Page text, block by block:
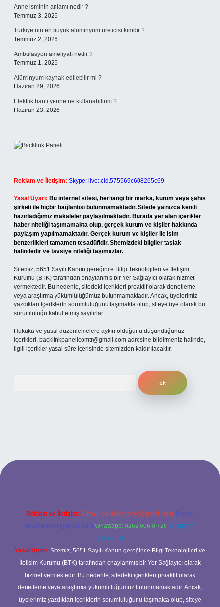
Anne isminin anlamı nedir ?
Temmuz 3, 2026
Türkiye’nin en büyük alüminyum üreticisi kimdir ?
Temmuz 2, 2026
Ambulasyon ameliyatı nedir ?
Temmuz 1, 2026
Alüminyum kaynak edilebilir mi ?
Haziran 29, 2026
Elektrik bantı yerine ne kullanabilirim ?
Haziran 23, 2026
Reklam ve İletişim: Skype: live:.cid.575569c608265c69
Yasal Uyarı: Bu internet sitesi, herhangi bir marka, kurum veya şahıs
şirketi ile hiçbir bağlantısı bulunmamaktadır. Sitede yalnızca kendi
hazırladığımız makaleler paylaşılmaktadır. Burada yer alan içerikler
haber niteliği taşımamakta olup, gerçek kurum ve kişiler hakkında
paylaşım yapılmamaktadır. Gerçek kurum ve kişiler ile isim
benzerlikleri tamamen tesadüfidir. Sitemizdeki bilgiler taslak
halindedir ve tavsiye niteliği taşımazlar.
Sitemiz, 5651 Sayılı Kanun gereğince Bilgi Teknolojileri ve İletişim
Kurumu (BTK) tarafından onaylanmış bir Yer Sağlayıcı olarak hizmet
vermektedir. Bu nedenle, sitedeki içerikleri proaktif olarak denetleme
veya araştırma yükümlülüğümüz bulunmamaktadır. Ancak, üyelerimiz
yazdıkları içeriklerin sorumluluğunu taşımakta olup, siteye üye olarak bu
sorumluluğu kabul etmiş sayılırlar.
Hukuka ve yasal düzenlemelere aykırı olduğunu düşündüğünüz
içerikleri, backlinkpanelicomtr@gmail.com adresine bildirmeniz halinde,
ilgili içerikler yasal süre içerisinde sitemizden kaldırılacaktır.
Reklam ve İletişim: E-mail: backlinkpaneli@gmail.com Teams:
forumhizmeti@gmail.com Whatsapp: 0262 606 0 726 Telegram:
@karabul
Yasal Uyarı: Sitemiz, 5651 Sayılı Kanun gereğince Bilgi Teknolojileri ve
İletişim Kurumu (BTK) tarafından onaylanmış bir Yer Sağlayıcı olarak
hizmet vermektedir. Bu nedenle, sitedeki içerikleri proaktif olarak
denetleme veya araştırma yükümlülüğümüz bulunmamaktadır. Ancak,
üyelerimiz yazdıkları içeriklerin sorumluluğunu taşımakta olup, siteye